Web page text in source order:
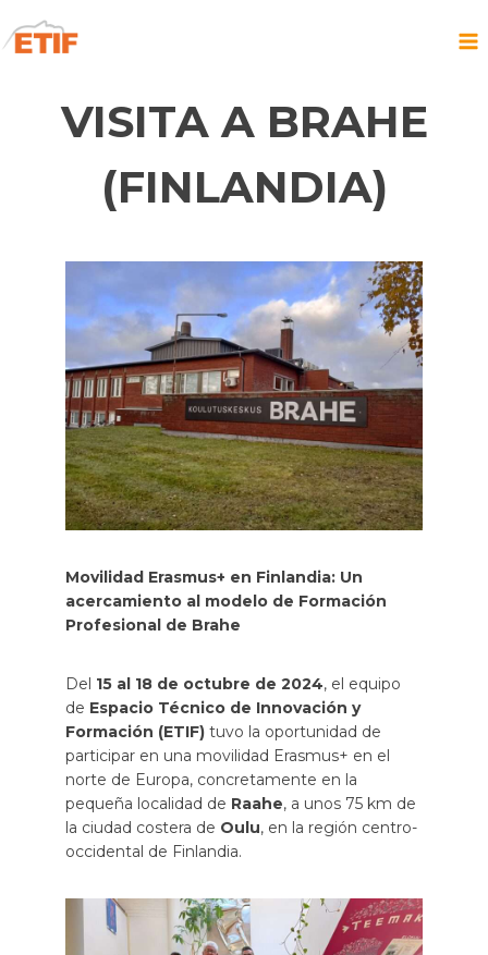
al
contenido
VISITA A BRAHE
(FINLANDIA)
Movilidad Erasmus+ en Finlandia: Un
acercamiento al modelo de Formación
Profesional de Brahe
Del 15 al 18 de octubre de 2024, el equipo
de Espacio Técnico de Innovación y
Formación (ETIF) tuvo la oportunidad de
participar en una movilidad Erasmus+ en el
norte de Europa, concretamente en la
pequeña localidad de Raahe, a unos 75 km de
la ciudad costera de Oulu, en la región centro-
occidental de Finlandia.